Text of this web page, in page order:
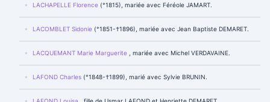
LACHAPELLE Florence (°1815), mariée avec Féréole JAMART.
LACOMBLET Sidonie (°1851-†1896), mariée avec Jean Baptiste DEMARET.
LACQUEMANT Marie Marguerite , mariée avec Michel VERDAVAINE.
LAFOND Charles (°1848-†1899), marié avec Sylvie BRUNIN.